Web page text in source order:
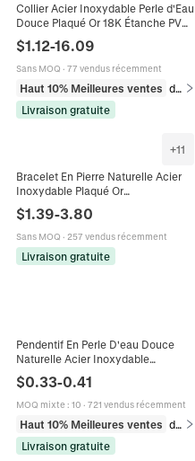
Collier Acier Inoxydable Perle d'Eau
Douce Plaqué Or 18K Étanche PVD
Pendentif Colliers
$1.12-16.09
Sans MOQ · 77 vendus récemment
Haut 10% Meilleures ventes
dans Colliers
Livraison gratuite
+11
Bracelet En Pierre Naturelle Acier
Inoxydable Plaqué Or
Süßwasserperle Eau Douce
Réglable Style Bohème Bijoux
Femmes Roses
$1.39-3.80
Sans MOQ · 257 vendus récemment
Livraison gratuite
Pendentif En Perle D'eau Douce
Naturelle Acier Inoxydable
Charmes Baroque Irréguliers Pour
La Fabrication De Bijoux DIY
$0.33-0.41
MOQ mixte: 10 · 721 vendus récemment
Haut 10% Meilleures ventes
dans Apprêts de bijouterie
Livraison gratuite